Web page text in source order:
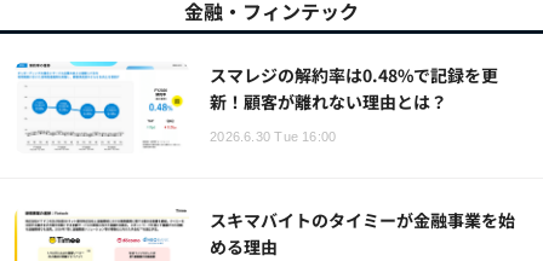
金融・フィンテック
スマレジの解約率は0.48%で記録を更
新！顧客が離れない理由とは？
2026.6.30 Tue 16:00
スキマバイトのタイミーが金融事業を始
める理由